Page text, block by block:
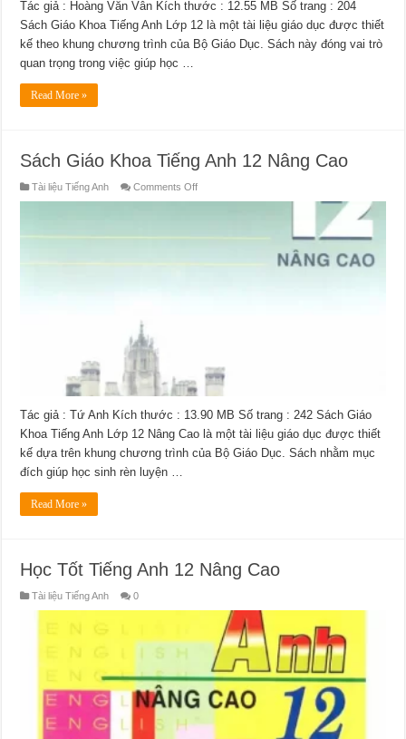
Tác giả : Hoàng Văn Vân Kích thước : 12.55 MB Số trang : 204
Sách Giáo Khoa Tiếng Anh Lớp 12 là một tài liệu giáo dục được thiết
kế theo khung chương trình của Bộ Giáo Dục. Sách này đóng vai trò
quan trọng trong việc giúp học …
Read More »
Sách Giáo Khoa Tiếng Anh 12 Nâng Cao
Tài liệu Tiếng Anh Comments Offon
Tác giả : Tứ Anh Kích thước : 13.90 MB Số trang : 242 Sách Giáo
Khoa Tiếng Anh Lớp 12 Nâng Cao là một tài liệu giáo dục được thiết
kế dựa trên khung chương trình của Bộ Giáo Dục. Sách nhằm mục
đích giúp học sinh rèn luyện …
Read More »
Học Tốt Tiếng Anh 12 Nâng Cao
Tài liệu Tiếng Anh 0